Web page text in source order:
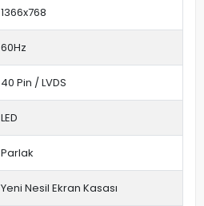
1366x768
60Hz
40 Pin / LVDS
LED
Parlak
Yeni Nesil Ekran Kasası